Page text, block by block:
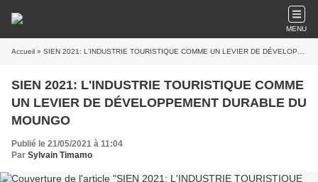
MENU
Accueil » SIEN 2021: L'INDUSTRIE TOURISTIQUE COMME UN LEVIER DE DÉVELOPPEMENT DURABLE DU MOUNGO
SIEN 2021: L'INDUSTRIE TOURISTIQUE COMME
UN LEVIER DE DÉVELOPPEMENT DURABLE DU
MOUNGO
Publié le 21/05/2021 à 11:04
Par Sylvain Timamo